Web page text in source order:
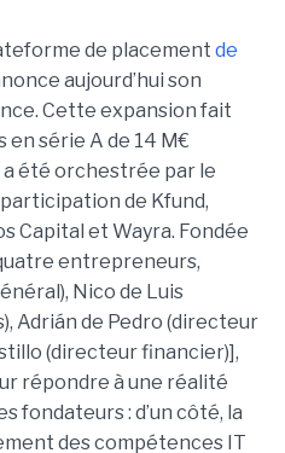
de placement de
aujourd’hui son
Cette expansion fait
en série A de 14 M€
a été orchestrée par le
de Kfund,
Capital et Wayra. Fondée
entrepreneurs,
Nico de Luis
Adrián de Pedro (directeur
(directeur financier)],
répondre à une réalité
fondateurs : d’un côté, la
des compétences IT